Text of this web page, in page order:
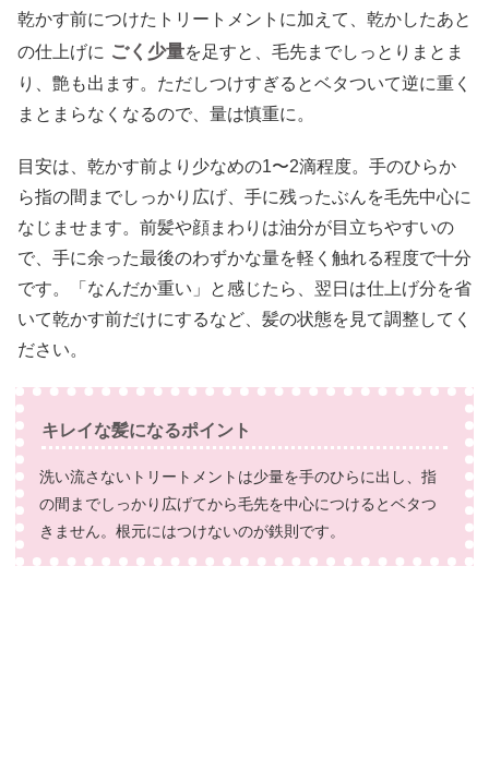
乾かす前につけたトリートメントに加えて、乾かしたあと
の仕上げに ごく少量を足すと、毛先までしっとりまとま
り、艶も出ます。ただしつけすぎるとベタついて逆に重く
まとまらなくなるので、量は慎重に。
目安は、乾かす前より少なめの1〜2滴程度。手のひらか
ら指の間までしっかり広げ、手に残ったぶんを毛先中心に
なじませます。前髪や顔まわりは油分が目立ちやすいの
で、手に余った最後のわずかな量を軽く触れる程度で十分
です。「なんだか重い」と感じたら、翌日は仕上げ分を省
いて乾かす前だけにするなど、髪の状態を見て調整してく
ださい。
キレイな髪になるポイント
洗い流さないトリートメントは少量を手のひらに出し、指
の間までしっかり広げてから毛先を中心につけるとベタつ
きません。根元にはつけないのが鉄則です。